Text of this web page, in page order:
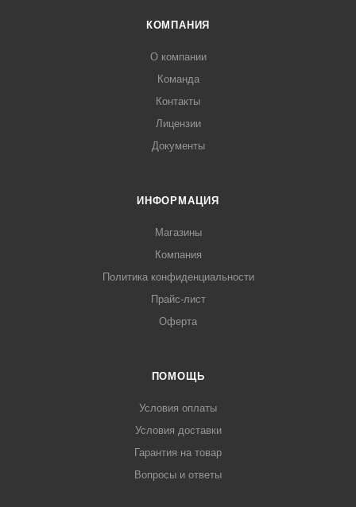
КОМПАНИЯ
О компании
Команда
Контакты
Лицензии
Документы
ИНФОРМАЦИЯ
Магазины
Компания
Политика конфиденциальности
Прайс-лист
Оферта
ПОМОЩЬ
Условия оплаты
Условия доставки
Гарантия на товар
Вопросы и ответы